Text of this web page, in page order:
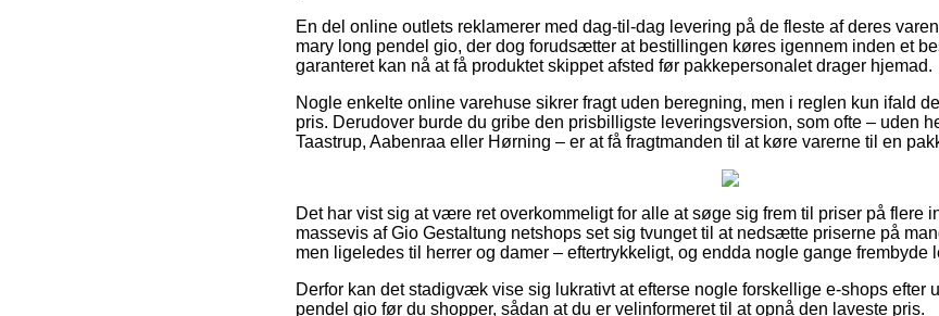
En del online outlets reklamerer med dag-til-dag levering på de fleste af deres
mary long pendel gio, der dog forudsætter at bestillingen køres igennem inden et
garanteret kan nå at få produktet skippet afsted før pakkepersonalet drager hjemad.
Nogle enkelte online varehuse sikrer fragt uden beregning, men i reglen kun ifald
pris. Derudover burde du gribe den prisbilligste leveringsversion, som ofte – uden
Taastrup, Aabenraa eller Hørning – er at få fragtmanden til at køre varerne til en
Det har vist sig at være ret overkommeligt for alle at søge sig frem til priser på flere
massevis af Gio Gestaltung netshops set sig tvunget til at nedsætte priserne på
men ligeledes til herrer og damer – eftertrykkeligt, og endda nogle gange frembyde
Derfor kan det stadigvæk vise sig lukrativt at efterse nogle forskellige e-shops efter
pendel gio før du shopper, sådan at du er velinformeret til at opnå den laveste pris.